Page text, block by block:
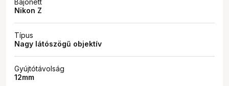
Nikon Z
Típus
Nagy látószögű objektív
Gyújtótávolság
12mm